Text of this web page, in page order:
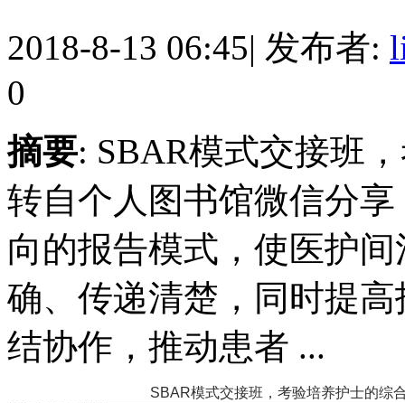
2018-8-13 06:45| 发布者:
0
摘要: SBAR模式交接班
转自个人图书馆微信分
向的报告模式，使医护
确、传递清楚，同时提
结协作，推动患者 ...
SBAR模式交接班，考验培养护士的综